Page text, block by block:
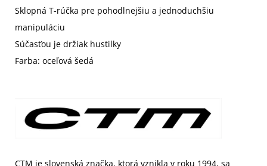
Sklopná T-rúčka pre pohodlnejšiu a jednoduchšiu
manipuláciu
Súčasťou je držiak hustilky
Farba: oceľová šedá
CTM je slovenská značka, ktorá vznikla v roku 1994, sa